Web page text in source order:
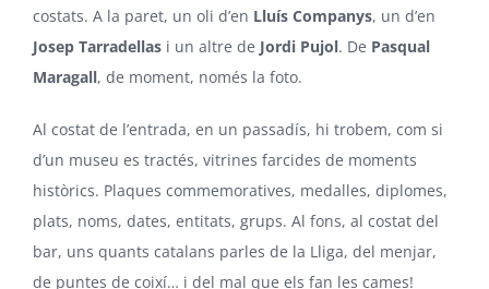
costats. A la paret, un oli d’en Lluís Companys, un d’en
Josep Tarradellas i un altre de Jordi Pujol. De Pasqual
Maragall, de moment, només la foto.
Al costat de l’entrada, en un passadís, hi trobem, com si
d’un museu es tractés, vitrines farcides de moments
històrics. Plaques commemoratives, medalles, diplomes,
plats, noms, dates, entitats, grups. Al fons, al costat del
bar, uns quants catalans parles de la Lliga, del menjar,
de puntes de coixí… i del mal que els fan les cames!